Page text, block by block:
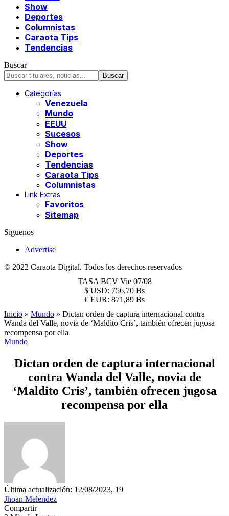
Show
Deportes
Columnistas
Caraota Tips
Tendencias
Buscar
Categorías
Venezuela
Mundo
EEUU
Sucesos
Show
Deportes
Tendencias
Caraota Tips
Columnistas
Link Extras
Favoritos
Sitemap
Síguenos
Advertise
© 2022 Caraota Digital. Todos los derechos reservados
TASA BCV Vie 07/08
$ USD: 756,70 Bs
€ EUR: 871,89 Bs
Inicio » Mundo » Dictan orden de captura internacional contra
Wanda del Valle, novia de ‘Maldito Cris’, también ofrecen jugosa
recompensa por ella
Mundo
Dictan orden de captura internacional
contra Wanda del Valle, novia de
‘Maldito Cris’, también ofrecen jugosa
recompensa por ella
Última actualización: 12/08/2023, 19
Jhoan Melendez
Compartir